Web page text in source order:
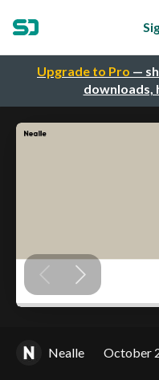
Upgrade to Pro —
downloads,
Nealle October